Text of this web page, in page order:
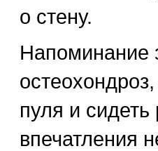
о стену.
Напоминание
пуля и
впечатления